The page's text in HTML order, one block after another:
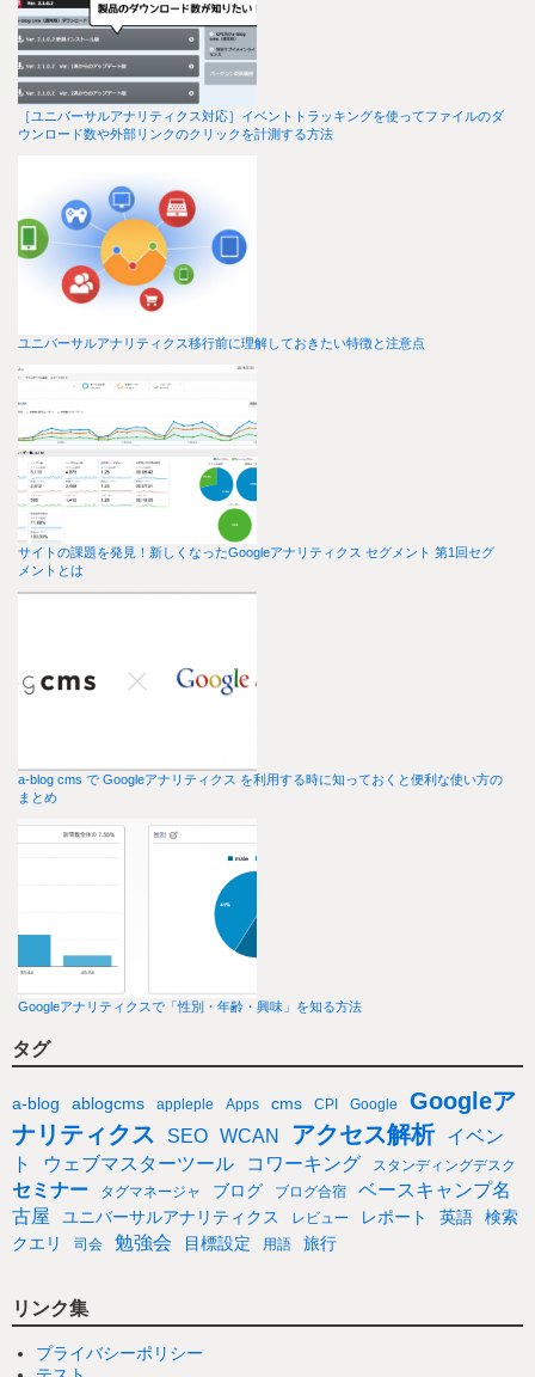
［ユニバーサルアナリティクス対応］イベントトラッキングを使ってファイルのダ
ウンロード数や外部リンクのクリックを計測する方法
ユニバーサルアナリティクス移行前に理解しておきたい特徴と注意点
サイトの課題を発見！新しくなったGoogleアナリティクス セグメント 第1回セグ
メントとは
a-blog cms で Googleアナリティクス を利用する時に知っておくと便利な使い方の
まとめ
Googleアナリティクスで「性別・年齢・興味」を知る方法
タグ
a-blog ablogcms appleple Apps cms CPI Google
Googleア
ナリティクス
SEO WCAN アクセス解析
イベン
ト
ウェブマスターツール コワーキング スタンディングデスク
セミナー タグマネージャ ブログ ブログ合宿
ベースキャンプ名
古屋
ユニバーサルアナリティクス レビュー レポート 英語
検索
クエリ
司会 勉強会 目標設定 用語 旅行
リンク集
プライバシーポリシー